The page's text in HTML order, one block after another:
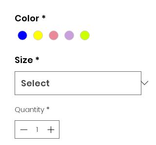
Color *
Size *
Quantity*